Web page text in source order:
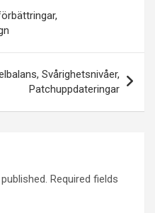
Svårighetsnivåer,
Patchuppdateringar
Required fields